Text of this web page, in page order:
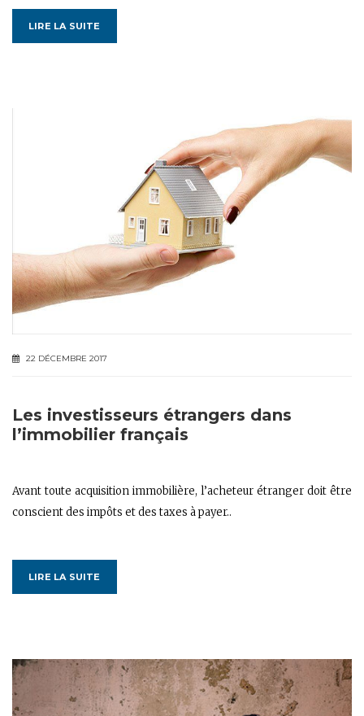
LIRE LA SUITE
22 DÉCEMBRE 2017
Les investisseurs étrangers dans
l’immobilier français
Avant toute acquisition immobilière, l’acheteur étranger doit être
conscient des impôts et des taxes à payer..
LIRE LA SUITE